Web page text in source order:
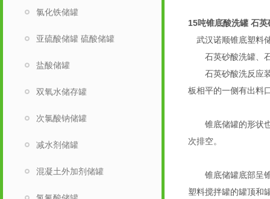
氯化铁储罐
亚硫酸储罐 硫酸储罐
盐酸储罐
双氧水储存罐
次氯酸钠储罐
减水剂储罐
混凝土外加剂储罐
15吨锥底酸洗罐 石
武汉诺顺锥底塑料
石英砂酸洗罐、石
石英砂酸洗反应装
板相平的一侧有出料
锥底储罐的形状也
次排空。
锥底储罐底部呈锥
塑料搅拌罐的罐顶和